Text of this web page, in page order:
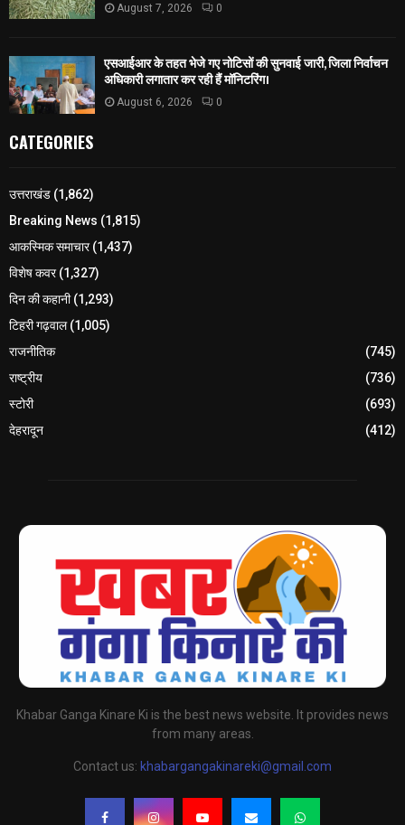
August 7, 2026 0
एसआईआर के तहत भेजे गए नोटिसों की सुनवाई जारी, जिला निर्वाचन
अधिकारी लगातार कर रही हैं मॉनिटरिंग।
August 6, 2026 0
CATEGORIES
उत्तराखंड (1,862)
Breaking News (1,815)
आकस्मिक समाचार(1,437)
विशेष कवर(1,327)
दिन की कहानी(1,293)
टिहरी गढ़वाल(1,005)
राजनीतिक
(745)
राष्ट्रीय
(736)
स्टोरी
(693)
देहरादून
(412)
Khabar Ganga Kinare Ki is the best news website. It provides news
from many areas.
Contact us: khabargangakinareki@gmail.com